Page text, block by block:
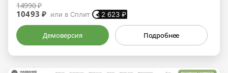
14990 ₽
10493 ₽ или в Сплит 2 623 ₽
Демоверсия Подробнее